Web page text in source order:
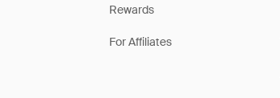
Rewards
For Affiliates